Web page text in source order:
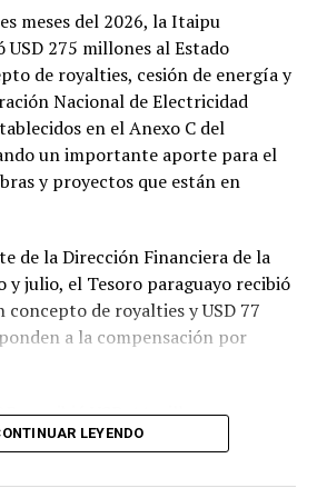
visación y tiene validez de por
contra la fiebre amarilla, debe
cercano. Esta vacuna debe
al menos 10 días antes del
poder viajar.
es de dosis única y brinda
vida, por lo cual no precisa dosis
cartera sanitaria.
DE VACUNACIÓN: VÁLIDO EN
PARA VIAJAR A ZONAS DE RIESGO
disfrutaron de la Villa Navideña
meses del 2026, la Itaipu
275 millones al Estado
de royalties, cesión de energía y
Nacional de Electricidad
en el Anexo C del
un importante aporte para el
y proyectos que están en
de la Dirección Financiera de la
y julio, el Tesoro paraguayo recibió
concepto de royalties y USD 77
a la compensación por
percibió USD 44 millones por
de administración y
LEYENDO